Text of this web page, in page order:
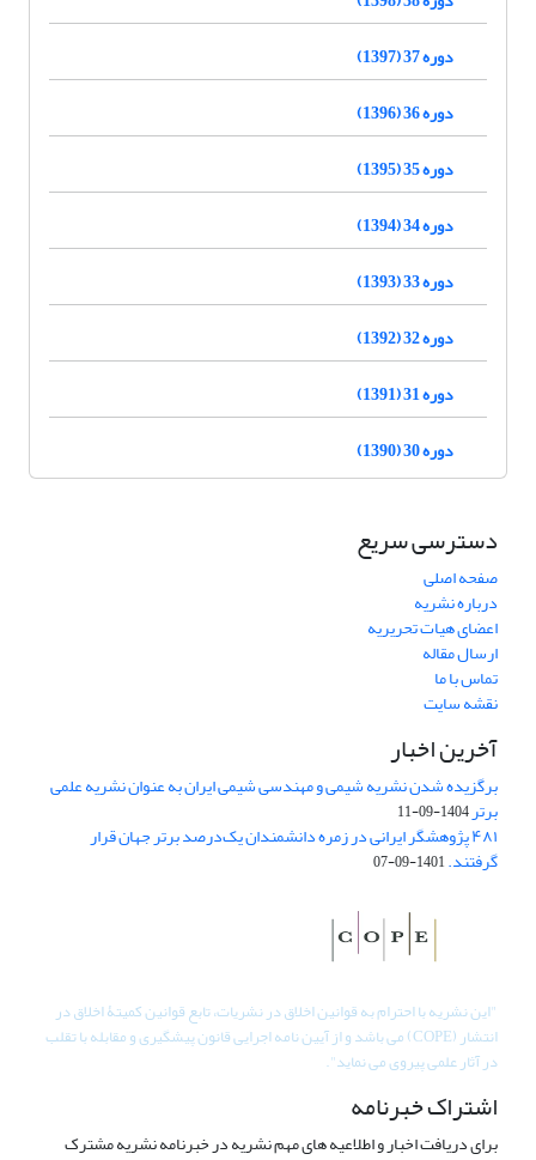
دوره 37 (1397)
دوره 36 (1396)
دوره 35 (1395)
دوره 34 (1394)
دوره 33 (1393)
دوره 32 (1392)
دوره 31 (1391)
دوره 30 (1390)
دسترسی سریع
صفحه اصلی
درباره نشریه
اعضای هیات تحریریه
ارسال مقاله
تماس با ما
نقشه سایت
آخرین اخبار
برگزیده شدن نشریه شیمی و مهندسی شیمی ایران به عنوان نشریه علمی
برتر1404-09-11
۴۸۱ پژوهشگر ایرانی در زمره دانشمندان یک‌درصد برتر جهان قرار
گرفتند.1401-09-07
"این نشریه با احترام به قوانین اخلاق در نشریات، تابع قوانین کمیتۀ اخلاق در
انتشار (COPE) می باشد و از آیین نامه اجرایی قانون پیشگیری و مقابله با تقلب
در آثار علمی پیروی می نماید".
اشتراک خبرنامه
برای دریافت اخبار و اطلاعیه های مهم نشریه در خبرنامه نشریه مشترک